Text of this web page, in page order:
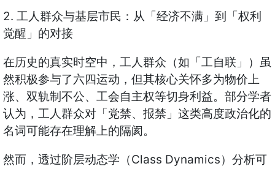
2. 工人群众与基层市民：从「经济不满」到「权利
觉醒」的对接
在历史的真实时空中，工人群众（如「工自联」）虽
然积极参与了六四运动，但其核心关怀多为物价上
涨、双轨制不公、工会自主权等切身利益。部分学者
认为，工人群众对「党禁、报禁」这类高度政治化的
名词可能存在理解上的隔阂。
然而，透过阶层动态学（Class Dynamics）分析可